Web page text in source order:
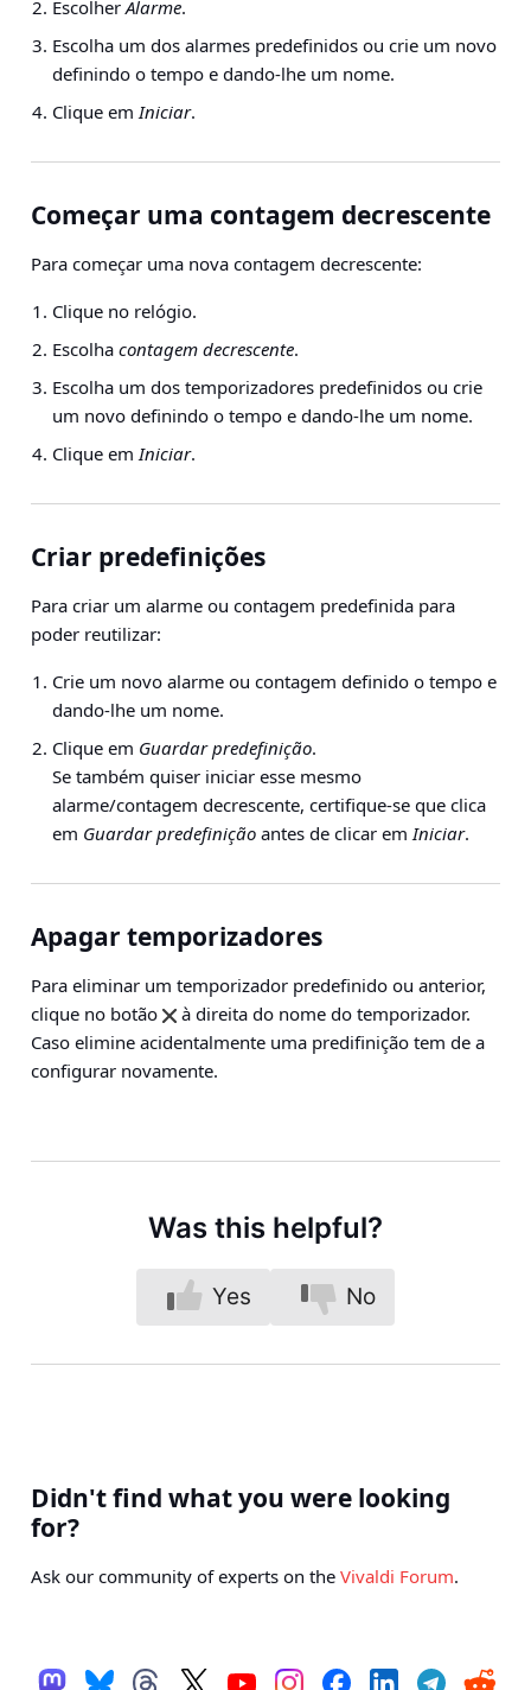
Escolher Alarme.
Escolha um dos alarmes predefinidos ou crie um novo
definindo o tempo e dando-lhe um nome.
Clique em Iniciar.
Começar uma contagem decrescente
Para começar uma nova contagem decrescente:
Clique no relógio.
Escolha contagem decrescente.
Escolha um dos temporizadores predefinidos ou crie
um novo definindo o tempo e dando-lhe um nome.
Clique em Iniciar.
Criar predefinições
Para criar um alarme ou contagem predefinida para
poder reutilizar:
Crie um novo alarme ou contagem definido o tempo e
dando-lhe um nome.
Clique em Guardar predefinição.
Se também quiser iniciar esse mesmo
alarme/contagem decrescente, certifique-se que clica
em Guardar predefinição antes de clicar em Iniciar.
Apagar temporizadores
Para eliminar um temporizador predefinido ou anterior,
clique no botão
à direita do nome do temporizador.
Caso elimine acidentalmente uma predifinição tem de a
configurar novamente.
Was this helpful?
Yes No
Didn't find what you were looking
for?
Ask our community of experts on the Vivaldi Forum.